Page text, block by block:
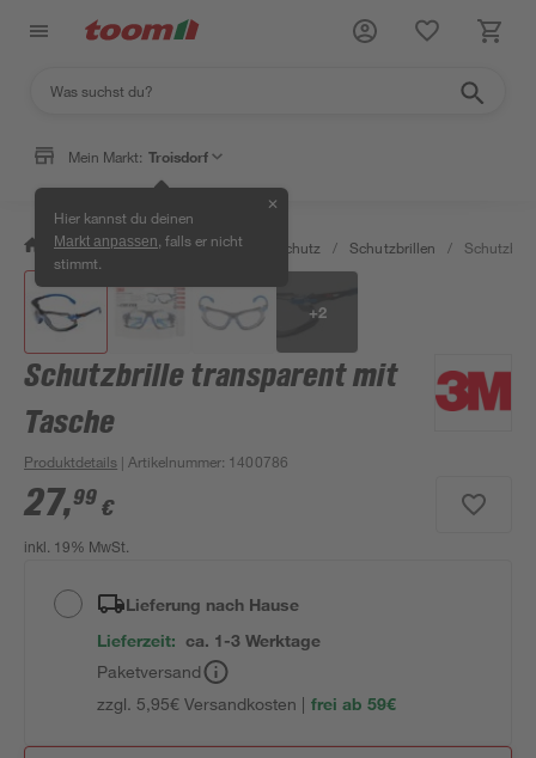
Mein Markt: Troisdorf
Hier kannst du deinen
Markt anpassen , falls er nicht
stimmt.
✕
/ Bauen & Renovieren / Arbeitsschutz / Schutzbrillen /
+2
Schutzbrille transparent mit
Tasche
Produktdetails | Artikelnummer: 1400786
27,99 €
inkl. 19% MwSt.
Lieferung nach Hause
Lieferzeit: ca. 1-3 Werktage
Paketversand
zzgl. 5,95€ Versandkosten | frei ab 59€